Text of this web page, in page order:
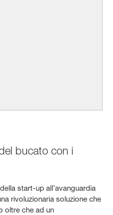
bucato con i
start-up all’avanguardia
rivoluzionaria soluzione che
oltre che ad un